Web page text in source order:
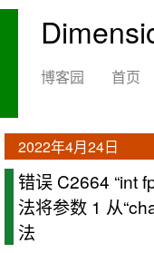
博客园 首页
2022年4月24日
错误 C2664 “int
法将参数 1 从
法